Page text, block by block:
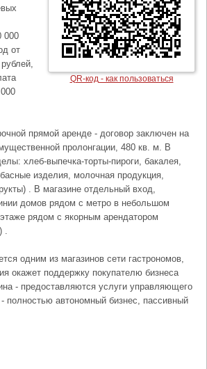
QR-код - как пользоваться
000
от
прямой аренде - договор заключен на
пролонгации, 480 кв. м. В
хлеб-выпечка-торты-пироги, бакалея,
изделия, молочная продукция,
. В магазине отдельный вход,
домов рядом с метро в небольшом
рядом с якорным арендатором
.
одним из магазинов сети гастрономов,
окажет поддержку покупателю бизнеса
- предоставляются услуги управляющего
- полностью автономный бизнес, пассивный